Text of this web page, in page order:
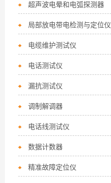
超声波电晕和电弧探测器
局部放电带电检测与定位仪
电缆维护测试仪
电话测试仪
漏抗测试仪
调制解调器
电话线测试仪
数据计数器
精准故障定位仪